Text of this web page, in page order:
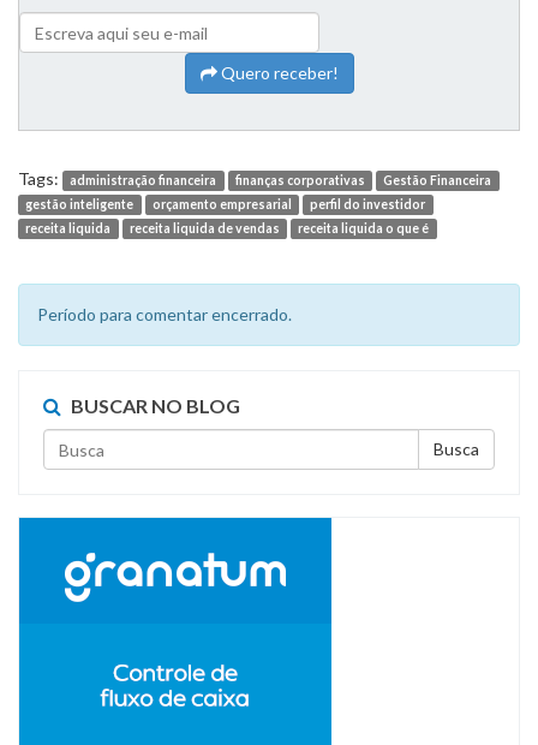
Quero receber!
Tags: administração financeira finanças corporativas
Gestão Financeira
gestão inteligente
orçamento empresarial
perfil do investidor
receita liquida
receita liquida de vendas receita liquida o que é
Período para comentar encerrado.
BUSCAR NO BLOG
Busca